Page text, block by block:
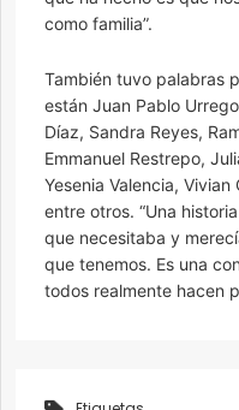
como familia”.
También tuvo palabras
están Juan Pablo
Díaz, Sandra Reyes,
Emmanuel Restrepo,
Yesenia Valencia,
entre otros. “Una
que necesitaba y
que tenemos. Es una
todos realmente hacen